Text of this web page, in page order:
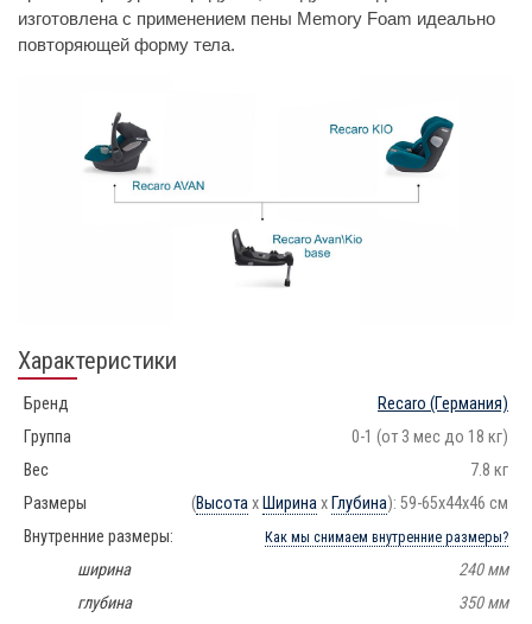
изготовлена с применением пены Memory Foam идеально
повторяющей форму тела.
Характеристики
Бренд Recaro (Германия)
Группа
0-1 (от 3 мес до 18 кг)
Вес
7.8 кг
Размеры
(Высотаx Ширинаx Глубина): 59-65x44x46 см
Внутренние размеры:
Как мы снимаем внутренние размеры?
ширина
240 мм
глубина
350 мм